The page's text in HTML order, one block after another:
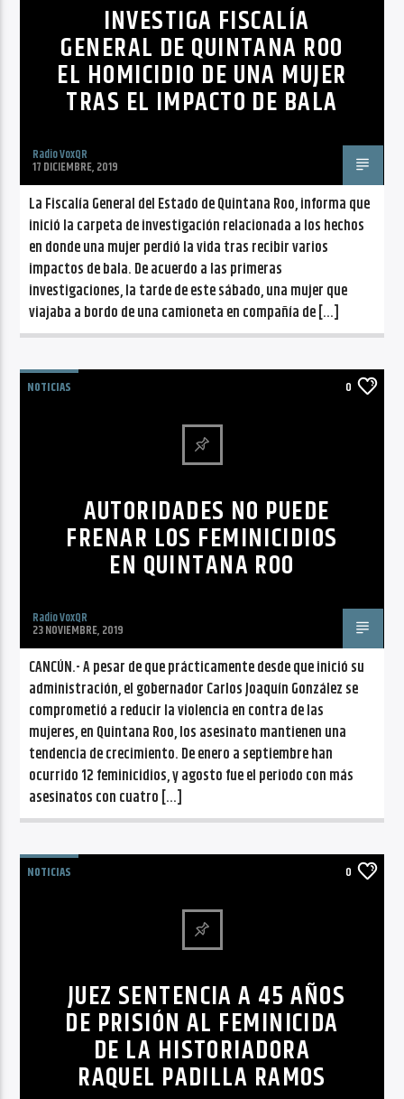
INVESTIGA FISCALÍA
GENERAL DE QUINTANA ROO
EL HOMICIDIO DE UNA MUJER
TRAS EL IMPACTO DE BALA
Radio VoxQR
17 DICIEMBRE, 2019
La Fiscalía General del Estado de Quintana Roo, informa que
inició la carpeta de investigación relacionada a los hechos
en donde una mujer perdió la vida tras recibir varios
impactos de bala. De acuerdo a las primeras
investigaciones, la tarde de este sábado, una mujer que
viajaba a bordo de una camioneta en compañía de […]
NOTICIAS 0
AUTORIDADES NO PUEDE
FRENAR LOS FEMINICIDIOS
EN QUINTANA ROO
Radio VoxQR
23 NOVIEMBRE, 2019
CANCÚN.- A pesar de que prácticamente desde que inició su
administración, el gobernador Carlos Joaquín González se
comprometió a reducir la violencia en contra de las
mujeres, en Quintana Roo, los asesinato mantienen una
tendencia de crecimiento. De enero a septiembre han
ocurrido 12 feminicidios, y agosto fue el periodo con más
asesinatos con cuatro […]
NOTICIAS 0
JUEZ SENTENCIA A 45 AÑOS
DE PRISIÓN AL FEMINICIDA
DE LA HISTORIADORA
RAQUEL PADILLA RAMOS